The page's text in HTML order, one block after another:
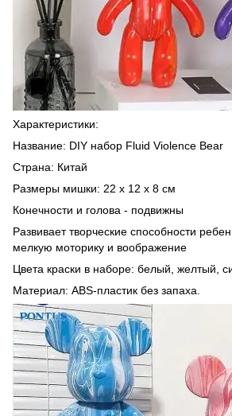
Характеристики:
Название: DIY набор Fluid Violence Bear
Страна: Китай
Размеры мишки: 22 х 12 х 8 см
Конечности и голова - подвижны
Развивает творческие способности
мелкую моторику и воображение
Цвета краски в наборе: белый, желтый,
Материал: ABS-пластик без запаха.